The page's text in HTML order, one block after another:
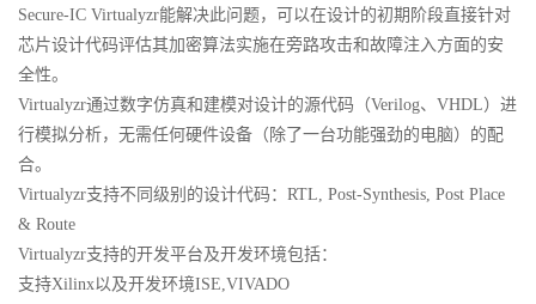
Secure-IC Virtualyzr能解决此问题，可以在设计的初期阶段直接针对
芯片设计代码评估其加密算法实施在旁路攻击和故障注入方面的安
全性。
Virtualyzr通过数字仿真和建模对设计的源代码（Verilog、VHDL）进
行模拟分析，无需任何硬件设备（除了一台功能强劲的电脑）的配
合。
Virtualyzr支持不同级别的设计代码：RTL, Post-Synthesis, Post Place
& Route
Virtualyzr支持的开发平台及开发环境包括：
支持Xilinx以及开发环境ISE,VIVADO